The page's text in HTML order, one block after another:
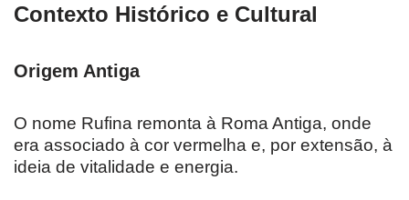
Contexto Histórico e Cultural
Origem Antiga
O nome Rufina remonta à Roma Antiga, onde
era associado à cor vermelha e, por extensão, à
ideia de vitalidade e energia.